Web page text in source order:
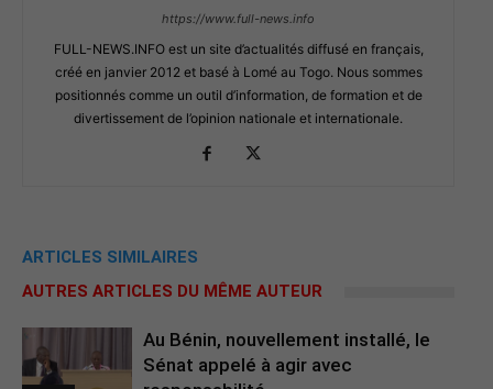
https://www.full-news.info
FULL-NEWS.INFO est un site d’actualités diffusé en français,
créé en janvier 2012 et basé à Lomé au Togo. Nous sommes
positionnés comme un outil d’information, de formation et de
divertissement de l’opinion nationale et internationale.
ARTICLES SIMILAIRES
AUTRES ARTICLES DU MÊME AUTEUR
Au Bénin, nouvellement installé, le
Sénat appelé à agir avec